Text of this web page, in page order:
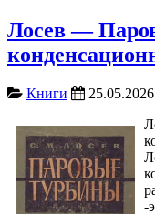
Лосев —
Книги 25.05.2026
-